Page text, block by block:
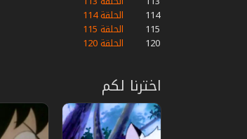
114
الحلقة 114
115
الحلقة 115
120
الحلقة 120
اخترنا لكم